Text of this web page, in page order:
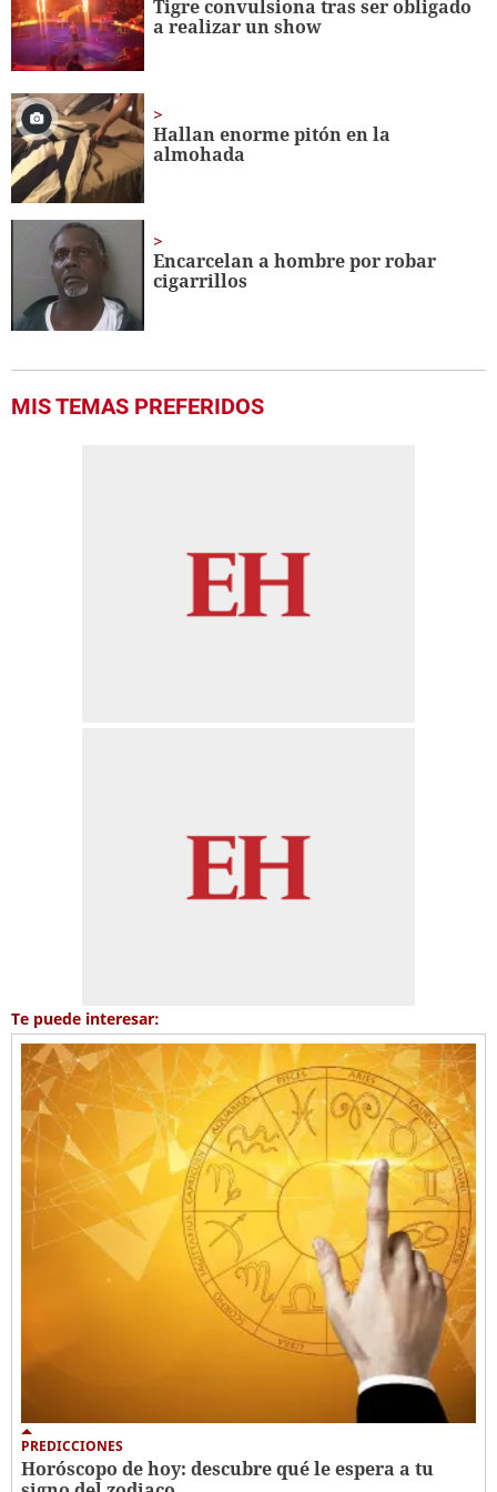
56
seconds
Tigre convulsiona tras ser obligado
a realizar un show
Hallan enorme pitón en la
almohada
Encarcelan a hombre por robar
cigarrillos
MIS TEMAS PREFERIDOS
Te puede interesar:
PREDICCIONES
Horóscopo de hoy: descubre qué le espera a tu